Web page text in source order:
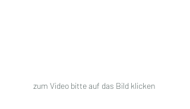
zum Video bitte auf das Bild klicken